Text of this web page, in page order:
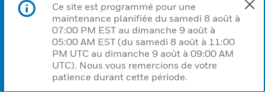
Ce site est programmé pour une
maintenance planifiée du samedi 8 août à
07:00 PM EST au dimanche 9 août à
05:00 AM EST (du samedi 8 août à 11:00
PM UTC au dimanche 9 août à 09:00 AM
UTC). Nous vous remercions de votre
patience durant cette période.